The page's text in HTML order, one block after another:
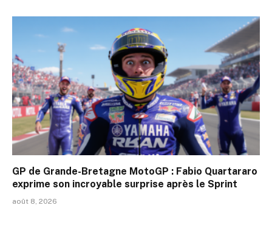
GP de Grande-Bretagne MotoGP : Fabio Quartararo
exprime son incroyable surprise après le Sprint
août 8, 2026